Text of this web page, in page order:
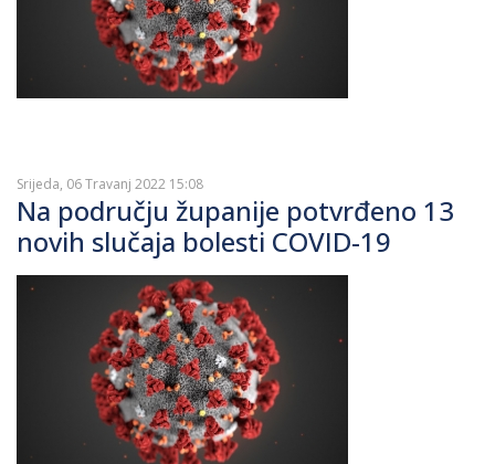
Srijeda, 06 Travanj 2022 15:08
Na području županije potvrđeno 13
novih slučaja bolesti COVID-19